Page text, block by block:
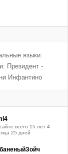
языки:
Президент -
Инфантино
всего 15 лет 4
25 дней